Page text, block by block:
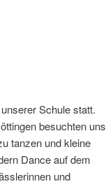
Schule statt.
besuchten uns
tanzen und kleine
Dance auf dem
und